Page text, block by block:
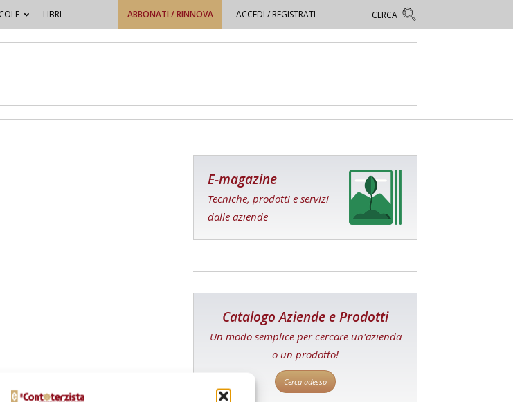
LIBRI ABBONATI / RINNOVA ACCEDI / REGISTRATI
E-magazine
Tecniche, prodotti e servizi
dalle aziende
Catalogo Aziende e Prodotti
Un modo semplice per cercare un'azienda
o un prodotto!
Cerca adesso